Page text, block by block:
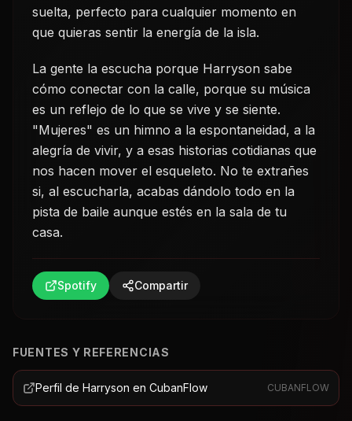
suelta, perfecto para cualquier momento en
que quieras sentir la energía de la isla.
La gente la escucha porque Harryson sabe
cómo conectar con la calle, porque su música
es un reflejo de lo que se vive y se siente.
"Mujeres" es un himno a la espontaneidad, a la
alegría de vivir, y a esas historias cotidianas que
nos hacen mover el esqueleto. No te extrañes
si, al escucharla, acabas dándolo todo en la
pista de baile aunque estés en la sala de tu
casa.
Spotify Compartir
FUENTES Y REFERENCIAS
Perfil de Harryson en CubanFlow CUBANFLOW